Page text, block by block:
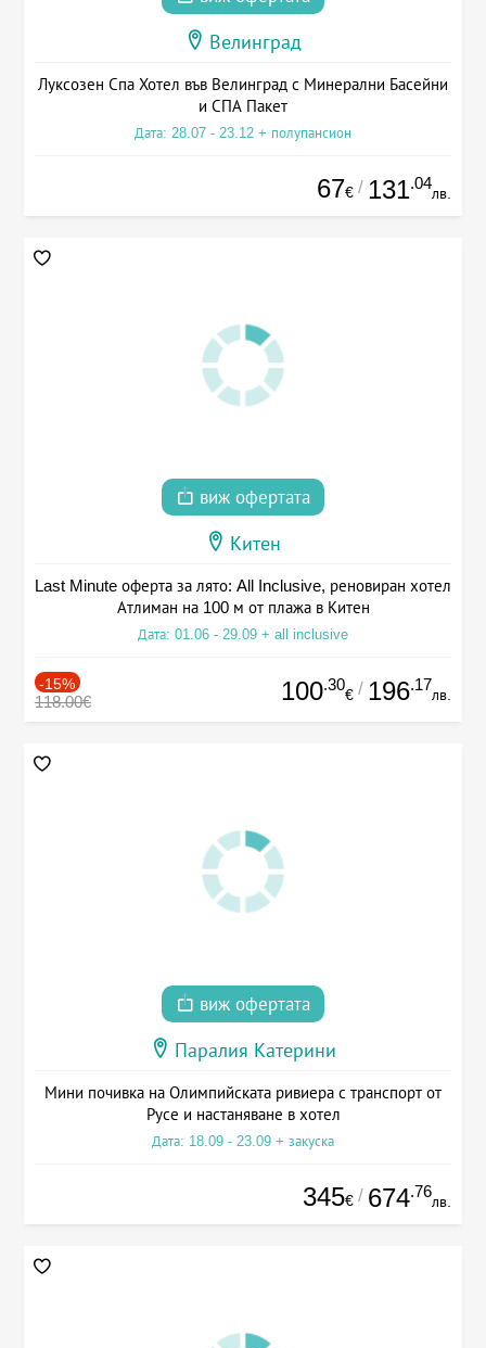
Велинград
Луксозен Спа Хотел във Велинград с Минерални Басейни
и СПА Пакет
Дата: 28.07 - 23.12 + полупансион
67€ / 131.04
лв.
виж офертата
Китен
Last Minute оферта за лято: All Inclusive, реновиран хотел
Атлиман на 100 м от плажа в Китен
Дата: 01.06 - 29.09 + all inclusive
-15%
118.00€ 100.30
€ / 196.17
лв.
виж офертата
Паралия Катерини
Мини почивка на Олимпийската ривиера с транспорт от
Русе и настаняване в хотел
Дата: 18.09 - 23.09 + закуска
345€ / 674.76
лв.